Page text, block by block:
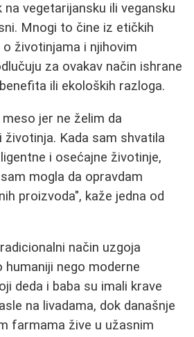
na vegetarijansku ili vegansku
Mnogi to čine iz etičkih
životinjama i njihovim
za ovakav način ishrane
ili ekoloških razloga.
jer ne želim da
Kada sam shvatila
i osećajne životinje,
mogla da opravdam
proizvoda", kaže jedna od
način uzgoja
nego moderne
deda i baba su imali krave
na livadama, dok današnje
farmama žive u užasnim